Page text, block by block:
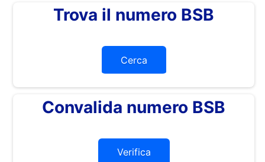
Trova il numero BSB
Cerca
Convalida numero BSB
Verifica